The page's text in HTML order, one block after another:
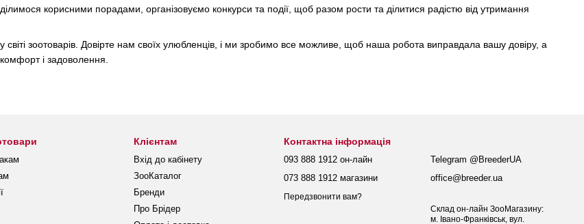
корисними порадами, організовуємо конкурси та події, щоб разом рости та ділитися радістю від утримання
зоотоварів. Довірте нам своїх улюбленців, і ми зробимо все можливе, щоб наша робота виправдала вашу довіру, а
і задоволення.
Клієнтам
Вхід до кабінету
ЗооКаталог
Бренди
Про Брідер
Контактна інформація
093 888 1912 он-лайн
073 888 1912 магазини
Передзвонити вам?
Telegram @BreederUA
office@breeder.ua
Склад он-лайн ЗооМагазину:
м. Івано-Франківськ, вул.